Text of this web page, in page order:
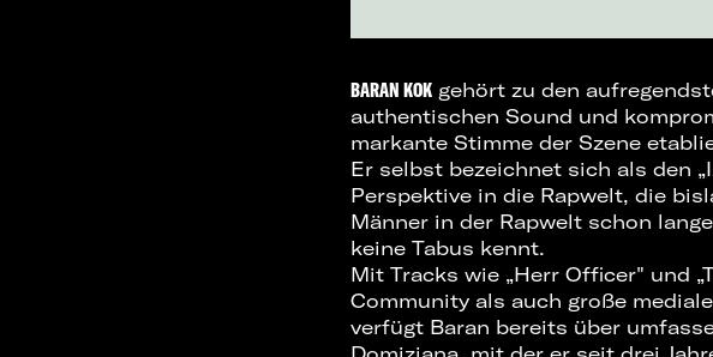
BARAN KOK gehört zu den
authentischen Sound und
markante Stimme der Szene
Er selbst bezeichnet sich als den
Perspektive in die Rapwelt, die
Männer in der Rapwelt schon
keine Tabus kennt.
Mit Tracks wie „Herr Officer" und
Community als auch große
verfügt Baran bereits über